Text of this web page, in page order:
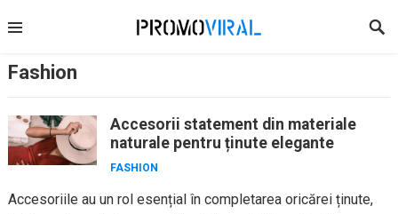
to
Fashion
Accesorii statement din materiale
naturale pentru ținute elegante
FASHION
Accesoriile au un rol esențial în completarea oricărei ținute,